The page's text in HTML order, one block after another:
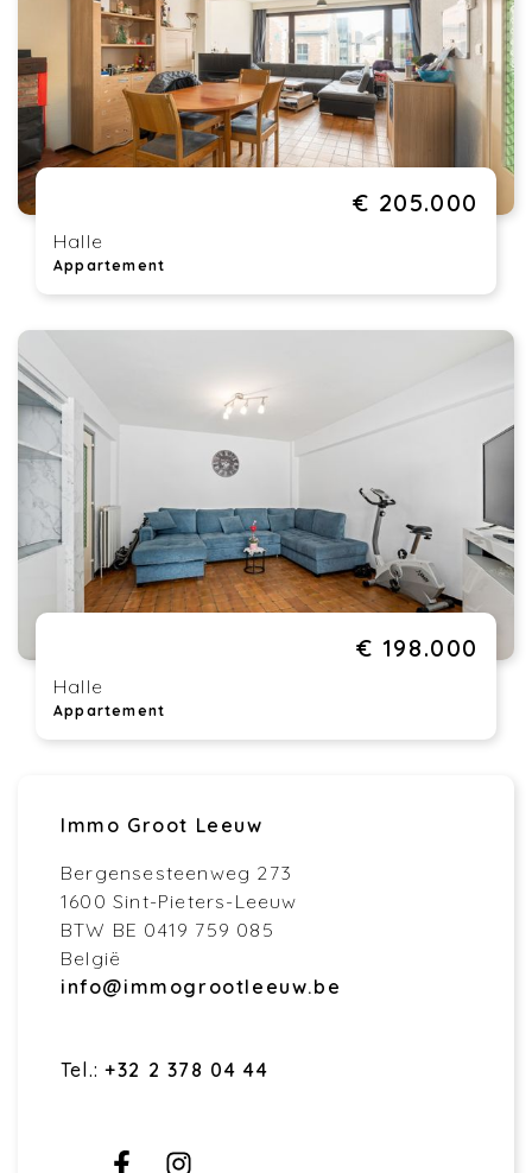
€ 205.000
Halle
Appartement
€ 198.000
Halle
Appartement
Immo Groot Leeuw
Bergensesteenweg 273
1600 Sint-Pieters-Leeuw
BTW BE 0419 759 085
België
info@immogrootleeuw.be
Tel.: +32 2 378 04 44